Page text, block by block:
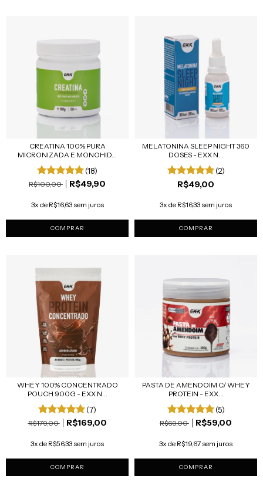
CREATINA 100% PURA
MICRONIZADA E MONOHID...
(18)
R$100,00 R$49,90
3x de R$16,63 sem juros
COMPRAR
MELATONINA SLEEP NIGHT 360
DOSES - EXX N...
(2)
R$49,00
3x de R$16,33 sem juros
COMPRAR
WHEY 100% CONCENTRADO
POUCH 900G - EXX N...
(7)
R$179,00 R$169,00
3x de R$56,33 sem juros
COMPRAR
PASTA DE AMENDOIM C/ WHEY
PROTEIN - EXX...
(5)
R$69,00 R$59,00
3x de R$19,67 sem juros
COMPRAR